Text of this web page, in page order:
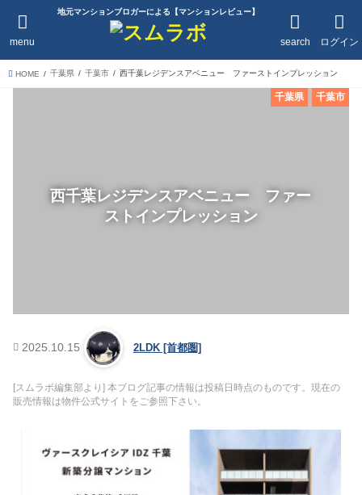
地元マンションブロガーによる【マンションレビュー】
ログイン
search
menu
HOME 千葉県 千葉市 西千葉レジデンスアベニュー ファーストインプレッション
西千葉レジデンスアベニュー ファー
ストインプレッション
千葉市
千葉県
2025.10.15 2LDK [首都圏]
[スムラボ編集部より] 本ブログ記事の情報は投稿日時点のものです。現在の
販売情報は物件公式サイトをご参照下さい。